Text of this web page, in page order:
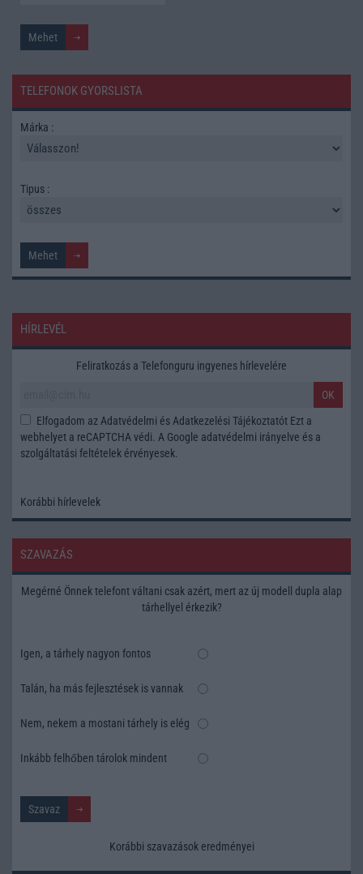
TELEFONOK GYORSLISTA
Márka :
Tipus :
HÍRLEVÉL
Feliratkozás a Telefonguru ingyenes hírlevelére
OK
Elfogadom azAdatvédelmi és Adatkezelési Tájékoztatót Ezt a
webhelyet a reCAPTCHA védi. A Google adatvédelmi irányelve és a
szolgáltatási feltételek érvényesek.
Korábbi hírlevelek
SZAVAZÁS
Megérné Önnek telefont váltani csak azért, mert az új modell dupla alap
tárhellyel érkezik?
Igen, a tárhely nagyon fontos
Talán, ha más fejlesztések is vannak
Nem, nekem a mostani tárhely is elég
Inkább felhőben tárolok mindent
Korábbi szavazások eredményei